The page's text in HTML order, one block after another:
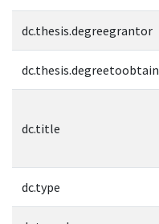
dc.thesis.degreegrantor
dc.thesis.degreetoobtain
dc.title
dc.type